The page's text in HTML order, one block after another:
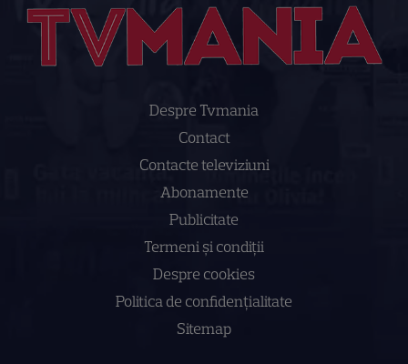
Despre Tvmania
Contact
Contacte televiziuni
Abonamente
Publicitate
Termeni și condiții
Despre cookies
Politica de confidenţialitate
Sitemap